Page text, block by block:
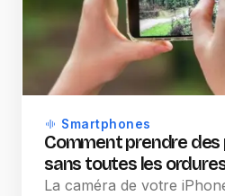
Smartphones
Comment prendre des
sans toutes les
La caméra de votre